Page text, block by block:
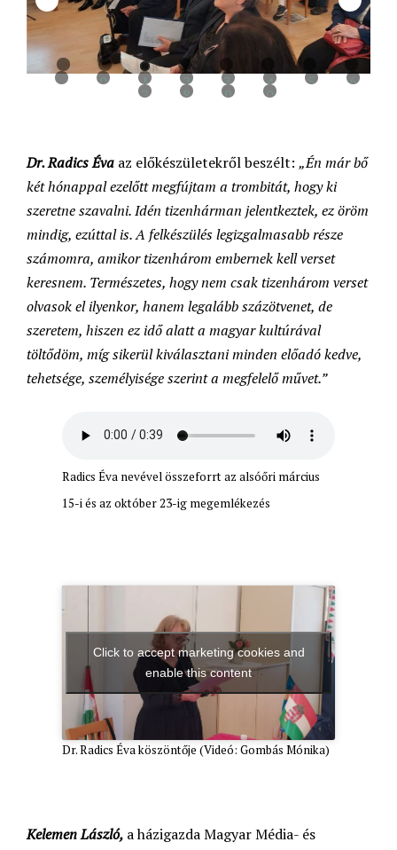
0 1 2 3 4 5 6
7 8 9 0
Dr. Radics Éva az előkészületekről beszélt: „Én már bő
két hónappal ezelőtt megfújtam a trombitát, hogy ki
szeretne szavalni. Idén tizenhárman jelentkeztek, ez öröm
mindig, ezúttal is. A felkészülés legizgalmasabb része
számomra, amikor tizenhárom embernek kell verset
keresnem. Természetes, hogy nem csak tizenhárom verset
olvasok el ilyenkor, hanem legalább százötvenet, de
szeretem, hiszen ez idő alatt a magyar kultúrával
töltődöm, míg sikerül kiválasztani minden előadó kedve,
tehetsége, személyisége szerint a megfelelő művet.”
Radics Éva nevével összeforrt az alsóőri március
15-i és az október 23-ig megemlékezés
Click to accept marketing cookies and
enable this content
Dr. Radics Éva köszöntője (Videó: Gombás Mónika)
Kelemen László, a házigazda Magyar Média- és